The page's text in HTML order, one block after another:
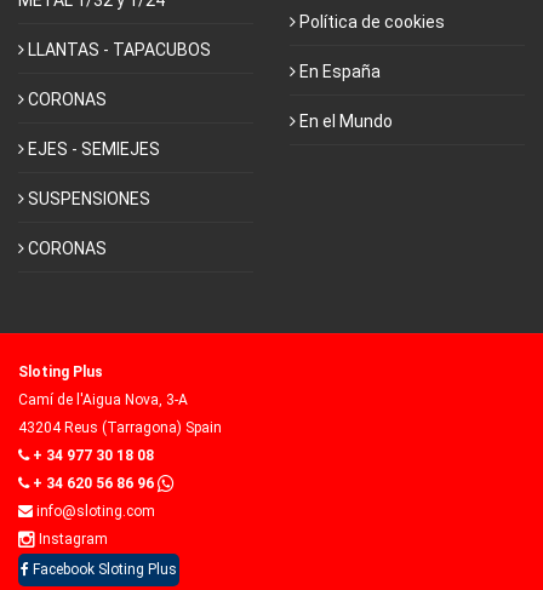
LLANTAS - TAPACUBOS
CORONAS
EJES - SEMIEJES
SUSPENSIONES
CORONAS
Política de cookies
En España
En el Mundo
Sloting Plus
Camí de l'Aigua Nova, 3-A
43204 Reus (Tarragona) Spain
+ 34 977 30 18 08
+ 34 620 56 86 96
info@sloting.com
Instagram
Facebook Sloting Plus